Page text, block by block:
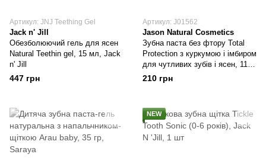
Артикул: JNJ Teething Gel
Jack n' Jill
Обезболюючий гель для ясен
Natural Teethin gel, 15 мл, Jack
n' Jill
447 грн
Артикул: J01562
Jason Natural Cosmetics
Зубна паста без фтору Total
Protection з куркумою і імбиром
для чутливих зубів і ясен, 113
г, Jason Natural Cosmetics
210 грн
NEW